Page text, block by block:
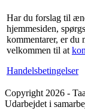
Har du forslag til
hjemmesiden,
kommentarer, er du
velkommen til at
Handelsbetingelser
Copyright 2026 -
Udarbejdet i